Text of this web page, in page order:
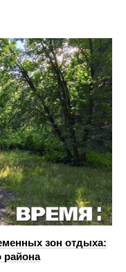
зон отдыха:
района